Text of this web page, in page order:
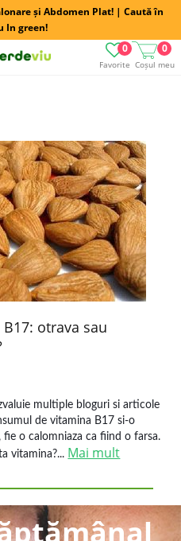
și Abdomen Plat! | Caută în
In green!
Favorite
0
Coșul meu
0
otrava sau
multiple bloguri si articole
de vitamina B17 si-o
o calomniaza ca fiind o farsa.
vitamina?... Mai mult